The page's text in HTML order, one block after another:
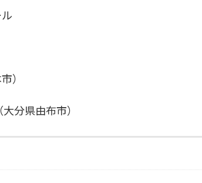
）
（大分県由布市）